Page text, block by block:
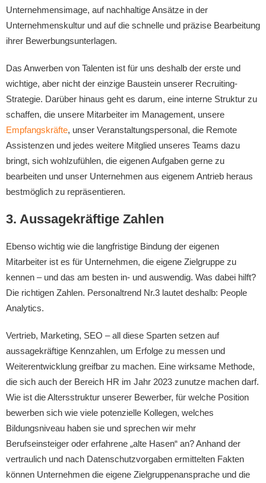
Unternehmensimage, auf nachhaltige Ansätze in der
Unternehmenskultur und auf die schnelle und präzise Bearbeitung
ihrer Bewerbungsunterlagen.
Das Anwerben von Talenten ist für uns deshalb der erste und
wichtige, aber nicht der einzige Baustein unserer Recruiting-
Strategie. Darüber hinaus geht es darum, eine interne Struktur zu
schaffen, die unsere Mitarbeiter im Management, unsere
Empfangskräfte, unser Veranstaltungspersonal, die Remote
Assistenzen und jedes weitere Mitglied unseres Teams dazu
bringt, sich wohlzufühlen, die eigenen Aufgaben gerne zu
bearbeiten und unser Unternehmen aus eigenem Antrieb heraus
bestmöglich zu repräsentieren.
3. Aussagekräftige Zahlen
Ebenso wichtig wie die langfristige Bindung der eigenen
Mitarbeiter ist es für Unternehmen, die eigene Zielgruppe zu
kennen – und das am besten in- und auswendig. Was dabei hilft?
Die richtigen Zahlen. Personaltrend Nr.3 lautet deshalb: People
Analytics.
Vertrieb, Marketing, SEO – all diese Sparten setzen auf
aussagekräftige Kennzahlen, um Erfolge zu messen und
Weiterentwicklung greifbar zu machen. Eine wirksame Methode,
die sich auch der Bereich HR im Jahr 2023 zunutze machen darf.
Wie ist die Altersstruktur unserer Bewerber, für welche Position
bewerben sich wie viele potenzielle Kollegen, welches
Bildungsniveau haben sie und sprechen wir mehr
Berufseinsteiger oder erfahrene „alte Hasen“ an? Anhand der
vertraulich und nach Datenschutzvorgaben ermittelten Fakten
können Unternehmen die eigene Zielgruppenansprache und die